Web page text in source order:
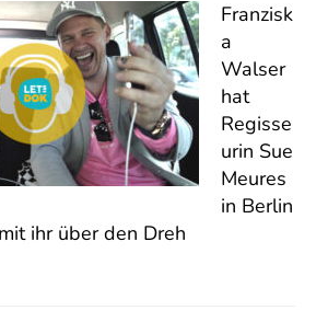
Franzisk
a
Walser
hat
Regisse
urin Sue
Meures
in Berlin
ihr über den Dreh